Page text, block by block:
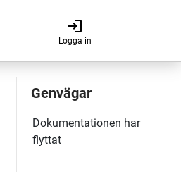
login
Logga in